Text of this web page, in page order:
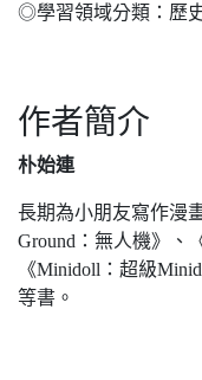
◎學習領域分類：歷
作者簡介
朴始連
長期為小朋友寫作漫
Ground：無人機》、
《Minidoll：超級
等書。